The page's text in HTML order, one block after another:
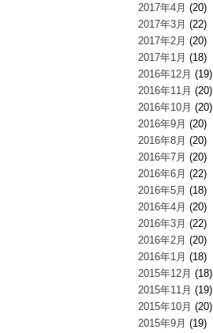
2017年4月 (20)
2017年3月 (22)
2017年2月 (20)
2017年1月 (18)
2016年12月 (19)
2016年11月 (20)
2016年10月 (20)
2016年9月 (20)
2016年8月 (20)
2016年7月 (20)
2016年6月 (22)
2016年5月 (18)
2016年4月 (20)
2016年3月 (22)
2016年2月 (20)
2016年1月 (18)
2015年12月 (18)
2015年11月 (19)
2015年10月 (20)
2015年9月 (19)